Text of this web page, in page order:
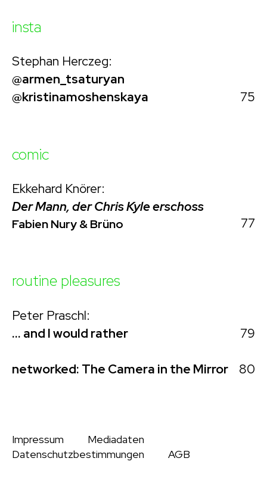
insta
Stephan Herczeg:
@armen_tsaturyan
@kristinamoshenskaya
75
comic
Ekkehard Knörer:
Der Mann, der Chris Kyle erschoss
Fabien Nury & Brüno 77
routine pleasures
Peter Praschl:
… and I would rather
79
networked: The Camera in the Mirror 80
Impressum
Mediadaten
Datenschutzbestimmungen
AGB